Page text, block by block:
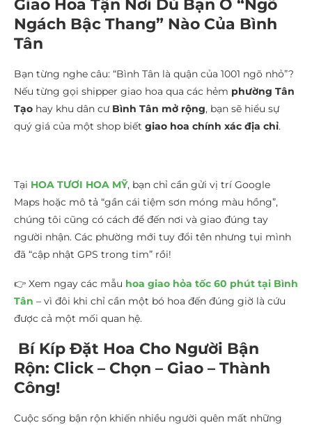
Giao Hoa Tận Nơi Dù Bạn Ở “Ngõ
Ngách Bậc Thang” Nào Của Bình
Tân
Bạn từng nghe câu: “Bình Tân là quận của 1001 ngõ nhỏ”?
Nếu từng gọi shipper giao hoa qua các hẻm phường Tân
Tạo hay khu dân cư Bình Tân mở rộng, bạn sẽ hiểu sự
quý giá của một shop biết giao hoa chính xác địa chỉ.
Tại HOA TƯƠI HOA MỸ, bạn chỉ cần gửi vị trí Google
Maps hoặc mô tả “gần cái tiệm sơn móng màu hồng”,
chúng tôi cũng có cách để đến nơi và giao đúng tay
người nhận. Các phường mới tuy đổi tên nhưng tụi mình
đã “cập nhật GPS trong tim” rồi!
👉 Xem ngay các mẫu hoa giao hỏa tốc 60 phút tại Bình
Tân – vì đôi khi chỉ cần một bó hoa đến đúng giờ là cứu
được cả một mối quan hệ.
Bí Kíp Đặt Hoa Cho Người Bận
Rộn: Click – Chọn – Giao – Thành
Công!
Cuộc sống bận rộn khiến nhiều người quên mất những